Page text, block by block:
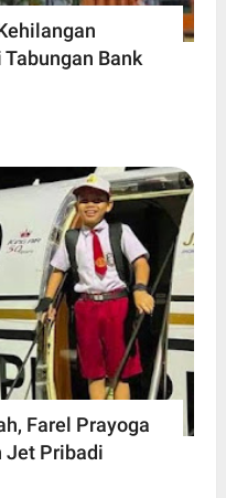
Bank
Farel Prayoga
Jet Pribadi